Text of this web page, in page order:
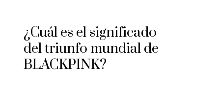
¿Cuál es el significado
del triunfo mundial de
BLACKPINK?